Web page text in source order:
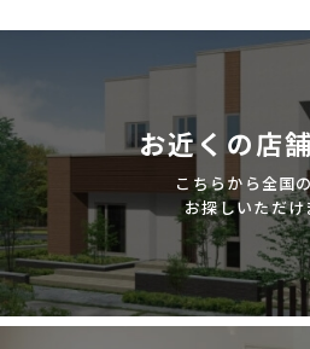
お近くの店
こちらから全国
お探しいただけ